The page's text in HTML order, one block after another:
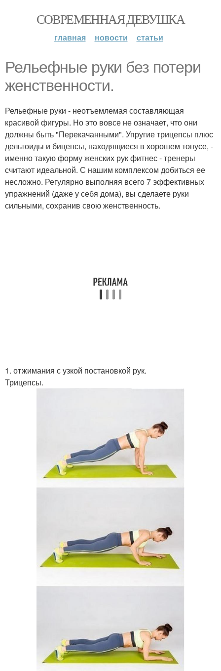
СОВРЕМЕННАЯ ДЕВУШКА
главная новости статьи
Рельефные руки без потери
женственности.
Рельефные руки - неотъемлемая составляющая
красивой фигуры. Но это вовсе не означает, что они
должны быть "Перекачанными". Упругие трицепсы плюс
дельтоиды и бицепсы, находящиеся в хорошем тонусе, -
именно такую форму женских рук фитнес - тренеры
считают идеальной. С нашим комплексом добиться ее
несложно. Регулярно выполняя всего 7 эффективных
упражнений (даже у себя дома), вы сделаете руки
сильными, сохранив свою женственность.
1. отжимания с узкой постановкой рук.
Трицепсы.